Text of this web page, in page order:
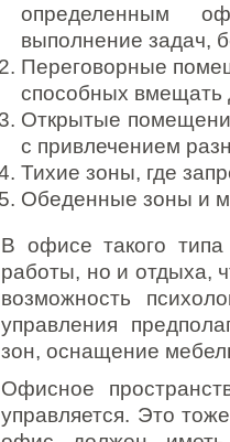
определенным
выполнение задач,
Переговорные
способных вмещать
Открытые
с привлечением
Тихие зоны, где
Обеденные зоны и
В офисе такого типа
работы, но и отдыха,
возможность
управления
зон, оснащение
Офисное
управляется. Это